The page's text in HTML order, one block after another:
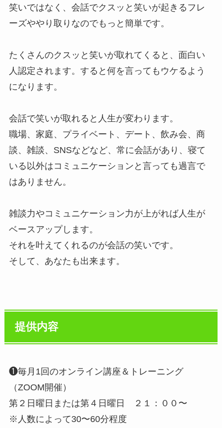
笑いではなく、会話でクスッと笑いが起きるフレ
ーズややり取りなのでもっと簡単です。
たくさんのクスッと笑いが取れてくると、面白い
人認定されます。すると何を言ってもウケるよう
になります。
会話で笑いが取れると人生が変わります。
職場、家庭、プライベート、デート、飲み会、商
談、雑談、SNSなどなど、常に会話があり、寝て
いる以外はコミュニケーションと言っても過言で
はありません。
雑談力やコミュニケーション力が上がれば人生が
ベースアップします。
それを叶えてくれるのが会話の笑いです。
そして、あなたも出来ます。
提供内容
❶毎月1回のオンライン講座＆トレーニング
（ZOOM開催）
第２日曜日または第４日曜日 ２１：００〜
※人数によって30〜60分程度